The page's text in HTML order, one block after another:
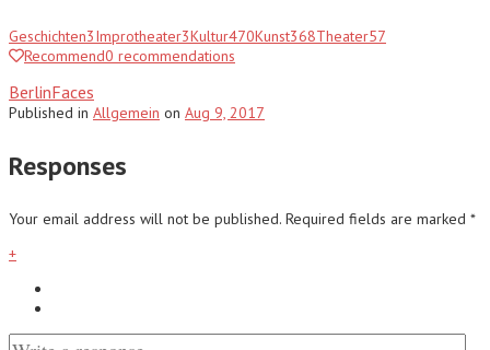
Geschichten3Improtheater3Kultur470Kunst368Theater57
Recommend0 recommendations
BerlinFaces
Published in Allgemein on Aug 9, 2017
Responses
Your email address will not be published. Required fields are marked *
+